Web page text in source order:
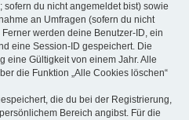
du nicht angemeldet bist) sowie
an Umfragen (sofern du nicht
werden deine Benutzer-ID, ein
eine Session-ID gespeichert. Die
eine Gültigkeit von einem Jahr. Alle
die Funktion „Alle Cookies löschen“
die du bei der Registrierung,
Bereich angibst. Für die